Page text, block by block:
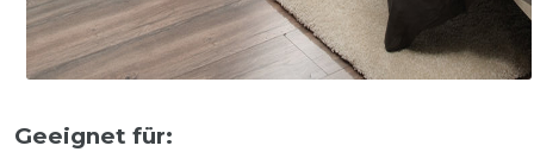
Geeignet für: